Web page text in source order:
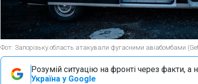
Фот: Запорізьку область атакували фугасними авіабомбами
Розумій ситуацію на фронті через факти, а
Україна у Google